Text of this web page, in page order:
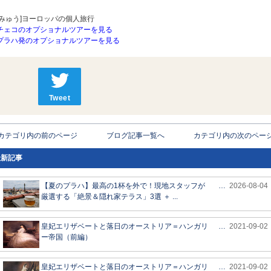
ゅう]ヨーロッパの個人旅行
ェコのオプショナルツアーを見る
ラハ発のオプショナルツアーを見る
Tweet
テゴリ内の前のページ ブログ記事一覧へ カテゴリ内の次のペー
記事
【夏のプラハ】最高の1杯を外で！現地スタッフが
厳選する「絶景＆隠れ家テラス」3選 ＋ ...
… 2026-08-04
皇妃エリザベートと落日のオーストリア＝ハンガリ
ー帝国（前編）
… 2021-09-02
皇妃エリザベートと落日のオーストリア＝ハンガリ … 2021-09-02